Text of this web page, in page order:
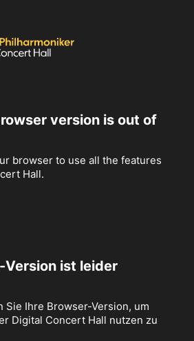
version is out of
browser to use all the features
Hall.
Version ist leider
Sie Ihre Browser-Version, um
Digital Concert Hall nutzen zu